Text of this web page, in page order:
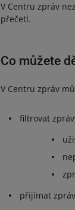
V Centru zpráv
přečetl.
Co můžete
V Centru zpráv
filtrovat
přijímat